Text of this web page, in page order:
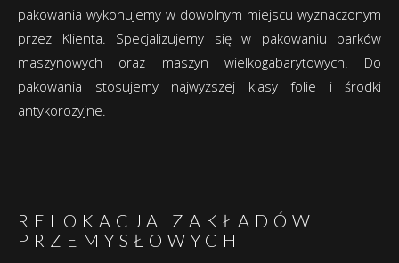
pakowania wykonujemy w dowolnym miejscu wyznaczonym
przez Klienta. Specjalizujemy się w pakowaniu parków
maszynowych oraz maszyn wielkogabarytowych. Do
pakowania stosujemy najwyższej klasy folie i środki
antykorozyjne.
RELOKACJA ZAKŁADÓW
PRZEMYSŁOWYCH